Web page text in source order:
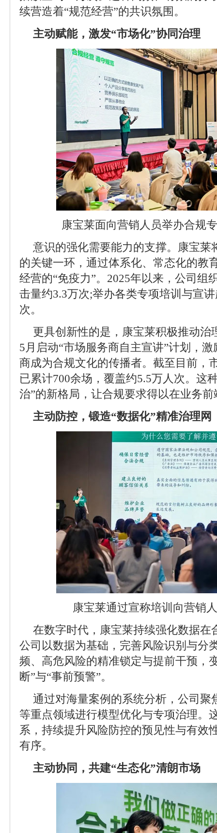
续营造着“规范经营”的共识氛围。
主动赋能，激发“市场化”协同治理
康宝莱面向营销人员举办合规
意识的强化需要能力的支撑。康宝莱
的关键一环，通过体系化、常态化的教
经营的“免疫力”。2025年以来，公司组
击量约3.3万次;举办各类专项培训与宣
次。
更具创新性的是，康宝莱积极推动治
5月启动“市场服务商自主宣讲”计划，
商成为合规文化的传播者。截至目前，
已累计700余场，覆盖约5.5万人次。这
治”的新格局，让合规要求得以在业务
主动防控，锻造“数据化”精准治理网
康宝莱通过宣称培训向营销
在数字时代，康宝莱持续强化数据在
公司以数据为基础，完善风险识别与分
频、高危风险的精准锁定与提前干预，
断”与“事前预警”。
通过对海量案例的系统分析，公司聚
等重点领域进行模型优化与专项治理。
系，持续提升风险防控的预见性与有效
有序。
主动协同，共建“生态化”清朗市场